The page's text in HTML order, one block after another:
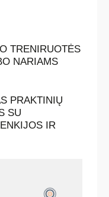
TRENIRUOTĖS
NARIAMS
PRAKTINIŲ
SU
IR